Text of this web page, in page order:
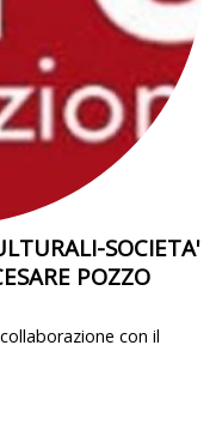
SOCIETA'
POZZO
con il